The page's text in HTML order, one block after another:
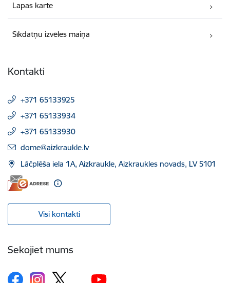
Lapas karte
Sīkdatņu izvēles maiņa
Kontakti
+371 65133925
+371 65133934
+371 65133930
E-pasts:
dome@aizkraukle.lv
Lāčplēša iela 1A, Aizkraukle, Aizkraukles novads, LV 5101
Visi kontakti
Sekojiet mums